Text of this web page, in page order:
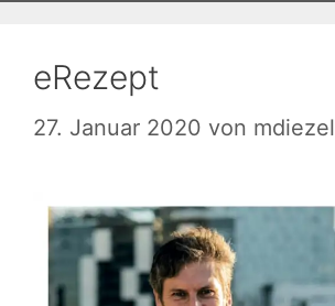
eRezept
27. Januar 2020 von mdiezel